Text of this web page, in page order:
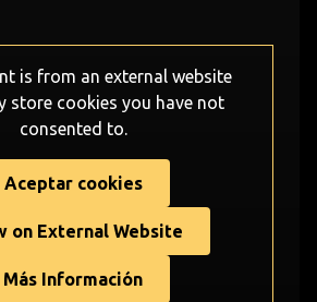
is from an external website
store cookies you have not
consented to.
Aceptar cookies
on External Website
Más Información